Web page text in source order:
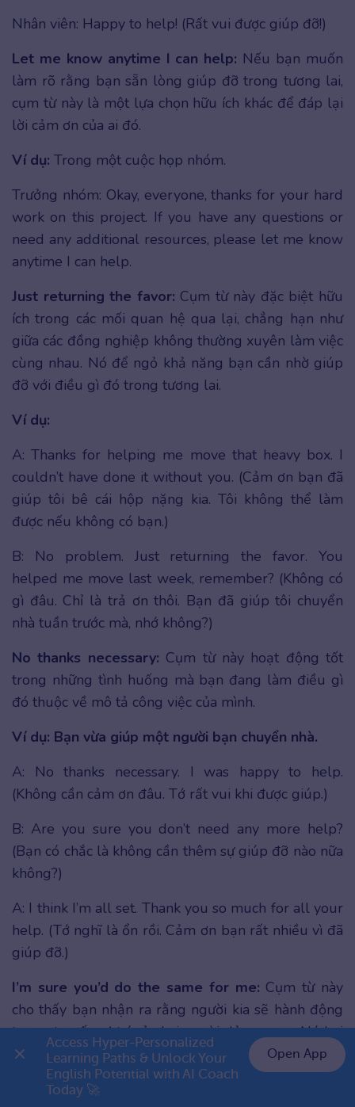
Nhân viên: Happy to help! (Rất vui được giúp đỡ!)
Let me know anytime I can help: Nếu bạn muốn
làm rõ rằng bạn sẵn lòng giúp đỡ trong tương lai,
cụm từ này là một lựa chọn hữu ích khác để đáp lại
lời cảm ơn của ai đó.
Ví dụ: Trong một cuộc họp nhóm.
Trưởng nhóm: Okay, everyone, thanks for your hard
work on this project. If you have any questions or
need any additional resources, please let me know
anytime I can help.
Just returning the favor: Cụm từ này đặc biệt hữu
ích trong các mối quan hệ qua lại, chẳng hạn như
giữa các đồng nghiệp không thường xuyên làm việc
cùng nhau. Nó để ngỏ khả năng bạn cần nhờ giúp
đỡ với điều gì đó trong tương lai.
Ví dụ:
A: Thanks for helping me move that heavy box. I
couldn’t have done it without you. (Cảm ơn bạn đã
giúp tôi bê cái hộp nặng kia. Tôi không thể làm
được nếu không có bạn.)
B: No problem. Just returning the favor. You
helped me move last week, remember? (Không có
gì đâu. Chỉ là trả ơn thôi. Bạn đã giúp tôi chuyển
nhà tuần trước mà, nhớ không?)
No thanks necessary: Cụm từ này hoạt động tốt
trong những tình huống mà bạn đang làm điều gì
đó thuộc về mô tả công việc của mình.
Ví dụ: Bạn vừa giúp một người bạn chuyển nhà.
A: No thanks necessary. I was happy to help.
(Không cần cảm ơn đâu. Tớ rất vui khi được giúp.)
B: Are you sure you don’t need any more help?
(Bạn có chắc là không cần thêm sự giúp đỡ nào nữa
không?)
A: I think I’m all set. Thank you so much for all your
help. (Tớ nghĩ là ổn rồi. Cảm ơn bạn rất nhiều vì đã
giúp đỡ.)
I’m sure you’d do the same for me: Cụm từ này
cho thấy bạn nhận ra rằng người kia sẽ hành động
tương tự nếu vị trí của hai người đảo ngược. Nó hơi
nghiêng về phía trang trọng hơn, mặc dù nó có thể
được sử dụng trong một môi trường không chuyên
nghiệp.
👉 Premium 1 năm chỉ 999K
Access Hyper-Personalized
Learning Paths & Unlock Your
English Potential with AI Coach
Today 🚀
Open App